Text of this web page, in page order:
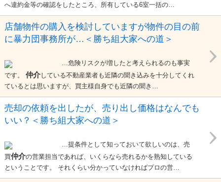
へ違約金等の確認をしたところ、所有している6室一括の…
店舗物件の購入を検討していますが物件の目の前
に暴力団事務所が…＜勝ち組大家への道＞
…危険リスクが増したと考えられるのも事実
です。 仲介している不動産業者も近隣の聞き込みを十分してくれ
ているとは思いますが、買主様自身でも近隣の聞き…
売却の依頼を出したが、売り出し価格はなんでも
いい？＜勝ち組大家への道＞
…提条件として知っておいて欲しいのは、売
買仲介の営業担当であれば、いくらなら売れるかを熟知している
ということです。 それくらい分かっていなければプロの営…